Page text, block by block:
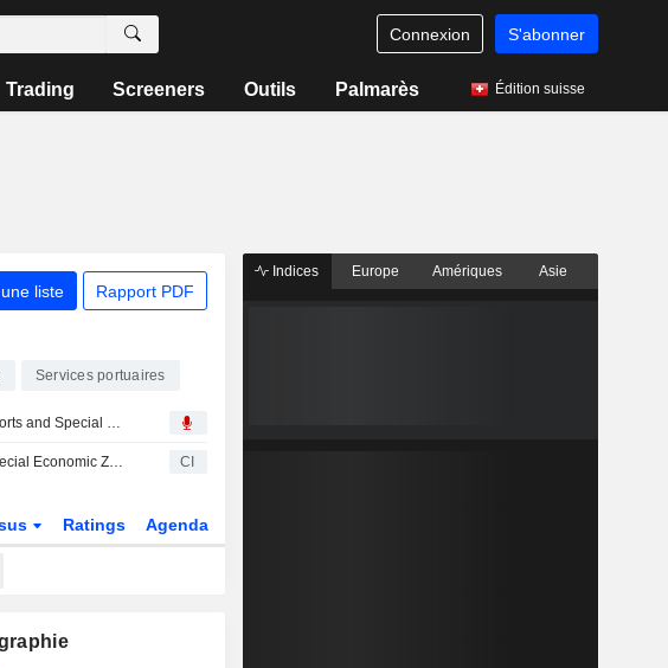
Connexion S'abonner
Trading Screeners Outils Palmarès Édition suisse
liste Rapport PDF
Services portuaires
Transcript : Adani Ports and Special Economic Zone Limited, Q1 2027 Earnings Call, Jul 29, 2026
Adani Ports and Special Economic Zone Ltd évaluerait l'acquisition d'une participation majoritaire dans Associated British Ports CI
Ratings Agenda
Indices Europe Amériques Asie